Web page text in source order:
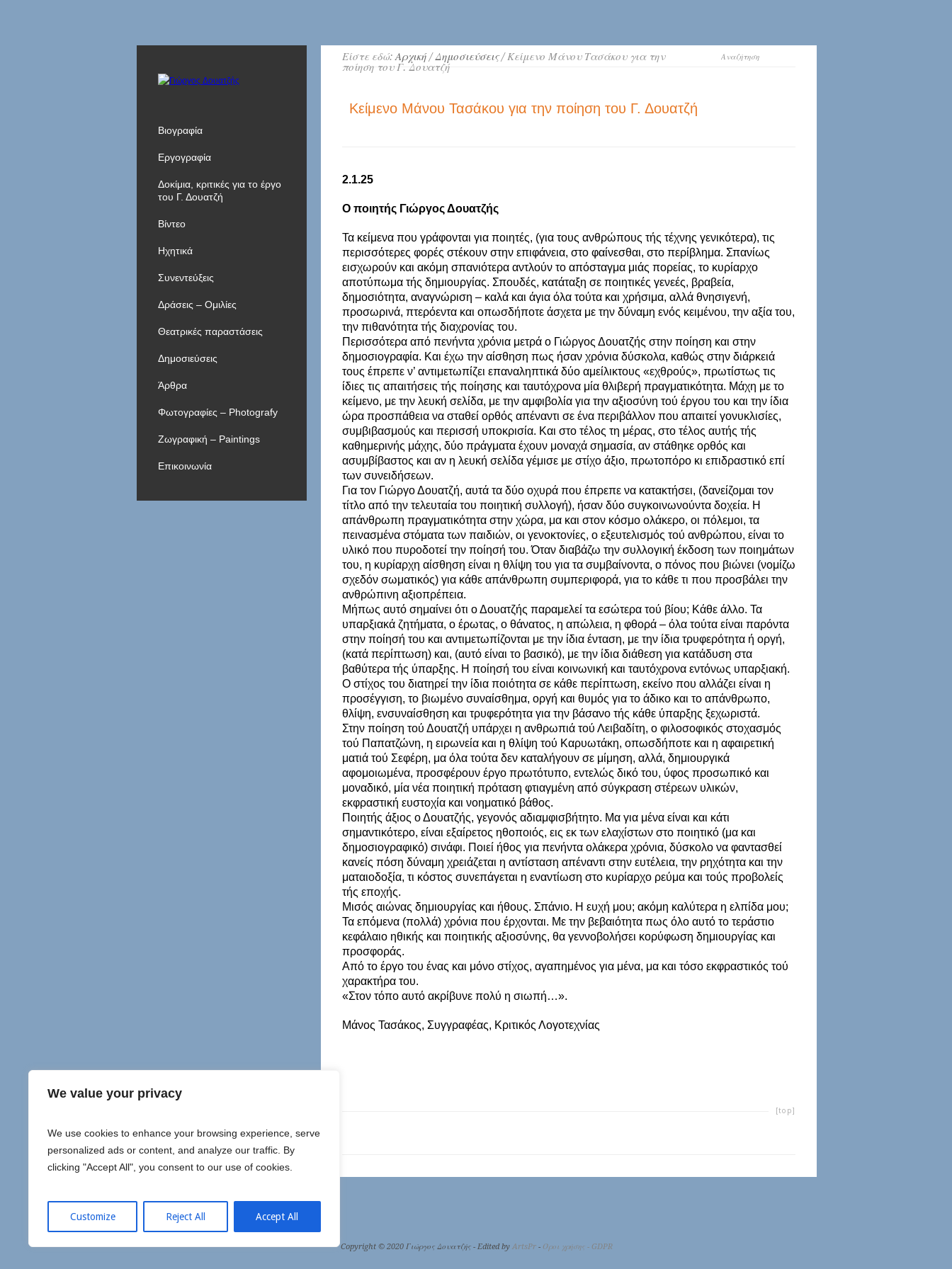
We value your privacy
We use cookies to enhance your browsing experience, serve
personalized ads or content, and analyze our traffic. By
clicking "Accept All", you consent to our use of cookies.
Customize Reject All Accept All
Είστε εδώ:Αρχική/Δημοσιεύσεις/ Κείμενο Μάνου Τασάκου για την
ποίηση του Γ. Δουατζή
Κείμενο Μάνου Τασάκου για την ποίηση του Γ. Δουατζή
2.1.25
Ο ποιητής Γιώργος Δουατζής
Τα κείμενα που γράφονται για ποιητές, (για τους ανθρώπους τής τέχνης γενικότερα), τις
περισσότερες φορές στέκουν στην επιφάνεια, στο φαίνεσθαι, στο περίβλημα. Σπανίως
εισχωρούν και ακόμη σπανιότερα αντλούν το απόσταγμα μιάς πορείας, το κυρίαρχο
αποτύπωμα τής δημιουργίας. Σπουδές, κατάταξη σε ποιητικές γενεές, βραβεία,
δημοσιότητα, αναγνώριση – καλά και άγια όλα τούτα και χρήσιμα, αλλά θνησιγενή,
προσωρινά, πτερόεντα και οπωσδήποτε άσχετα με την δύναμη ενός κειμένου, την αξία του,
την πιθανότητα τής διαχρονίας του.
Περισσότερα από πενήντα χρόνια μετρά ο Γιώργος Δουατζής στην ποίηση και στην
δημοσιογραφία. Και έχω την αίσθηση πως ήσαν χρόνια δύσκολα, καθώς στην διάρκειά
τους έπρεπε ν’ αντιμετωπίζει επαναληπτικά δύο αμείλικτους «εχθρούς», πρωτίστως τις
ίδιες τις απαιτήσεις τής ποίησης και ταυτόχρονα μία θλιβερή πραγματικότητα. Μάχη με το
κείμενο, με την λευκή σελίδα, με την αμφιβολία για την αξιοσύνη τού έργου του και την ίδια
ώρα προσπάθεια να σταθεί ορθός απέναντι σε ένα περιβάλλον που απαιτεί γονυκλισίες,
συμβιβασμούς και περισσή υποκρισία. Και στο τέλος τη μέρας, στο τέλος αυτής τής
καθημερινής μάχης, δύο πράγματα έχουν μοναχά σημασία, αν στάθηκε ορθός και
ασυμβίβαστος και αν η λευκή σελίδα γέμισε με στίχο άξιο, πρωτοπόρο κι επιδραστικό επί
των συνειδήσεων.
Για τον Γιώργο Δουατζή, αυτά τα δύο οχυρά που έπρεπε να κατακτήσει, (δανείζομαι τον
τίτλο από την τελευταία του ποιητική συλλογή), ήσαν δύο συγκοινωνούντα δοχεία. Η
απάνθρωπη πραγματικότητα στην χώρα, μα και στον κόσμο ολάκερο, οι πόλεμοι, τα
πεινασμένα στόματα των παιδιών, οι γενοκτονίες, ο εξευτελισμός τού ανθρώπου, είναι το
υλικό που πυροδοτεί την ποίησή του. Όταν διαβάζω την συλλογική έκδοση των ποιημάτων
του, η κυρίαρχη αίσθηση είναι η θλίψη του για τα συμβαίνοντα, ο πόνος που βιώνει (νομίζω
σχεδόν σωματικός) για κάθε απάνθρωπη συμπεριφορά, για το κάθε τι που προσβάλει την
ανθρώπινη αξιοπρέπεια.
Μήπως αυτό σημαίνει ότι ο Δουατζής παραμελεί τα εσώτερα τού βίου; Κάθε άλλο. Τα
υπαρξιακά ζητήματα, ο έρωτας, ο θάνατος, η απώλεια, η φθορά – όλα τούτα είναι παρόντα
στην ποίησή του και αντιμετωπίζονται με την ίδια ένταση, με την ίδια τρυφερότητα ή οργή,
(κατά περίπτωση) και, (αυτό είναι το βασικό), με την ίδια διάθεση για κατάδυση στα
βαθύτερα τής ύπαρξης. Η ποίησή του είναι κοινωνική και ταυτόχρονα εντόνως υπαρξιακή.
Ο στίχος του διατηρεί την ίδια ποιότητα σε κάθε περίπτωση, εκείνο που αλλάζει είναι η
προσέγγιση, το βιωμένο συναίσθημα, οργή και θυμός για το άδικο και το απάνθρωπο,
θλίψη, ενσυναίσθηση και τρυφερότητα για την βάσανο τής κάθε ύπαρξης ξεχωριστά.
Στην ποίηση τού Δουατζή υπάρχει η ανθρωπιά τού Λειβαδίτη, ο φιλοσοφικός στοχασμός
τού Παπατζώνη, η ειρωνεία και η θλίψη τού Καρυωτάκη, οπωσδήποτε και η αφαιρετική
ματιά τού Σεφέρη, μα όλα τούτα δεν καταλήγουν σε μίμηση, αλλά, δημιουργικά
αφομοιωμένα, προσφέρουν έργο πρωτότυπο, εντελώς δικό του, ύφος προσωπικό και
μοναδικό, μία νέα ποιητική πρόταση φτιαγμένη από σύγκραση στέρεων υλικών,
εκφραστική ευστοχία και νοηματικό βάθος.
Ποιητής άξιος ο Δουατζής, γεγονός αδιαμφισβήτητο. Μα για μένα είναι και κάτι
σημαντικότερο, είναι εξαίρετος ηθοποιός, εις εκ των ελαχίστων στο ποιητικό (μα και
δημοσιογραφικό) σινάφι. Ποιεί ήθος για πενήντα ολάκερα χρόνια, δύσκολο να φαντασθεί
κανείς πόση δύναμη χρειάζεται η αντίσταση απέναντι στην ευτέλεια, την ρηχότητα και την
ματαιοδοξία, τι κόστος συνεπάγεται η εναντίωση στο κυρίαρχο ρεύμα και τούς προβολείς
τής εποχής.
Μισός αιώνας δημιουργίας και ήθους. Σπάνιο. Η ευχή μου; ακόμη καλύτερα η ελπίδα μου;
Τα επόμενα (πολλά) χρόνια που έρχονται. Με την βεβαιότητα πως όλο αυτό το τεράστιο
κεφάλαιο ηθικής και ποιητικής αξιοσύνης, θα γεννοβολήσει κορύφωση δημιουργίας και
προσφοράς.
Από το έργο του ένας και μόνο στίχος, αγαπημένος για μένα, μα και τόσο εκφραστικός τού
χαρακτήρα του.
«Στον τόπο αυτό ακρίβυνε πολύ η σιωπή…».
Μάνος Τασάκος, Συγγραφέας, Κριτικός Λογοτεχνίας
[top]
Βιογραφία
Εργογραφία
Δοκίμια, κριτικές για το έργο
του Γ. Δουατζή
Βίντεο
Ηχητικά
Συνεντεύξεις
Δράσεις – Ομιλίες
Θεατρικές παραστάσεις
Δημοσιεύσεις
Άρθρα
Φωτογραφίες – Photografy
Ζωγραφική – Paintings
Επικοινωνία
Copyright © 2020 Γιώργος Δουατζής - Edited by ArtsPr- Όροι χρήσης - GDPR